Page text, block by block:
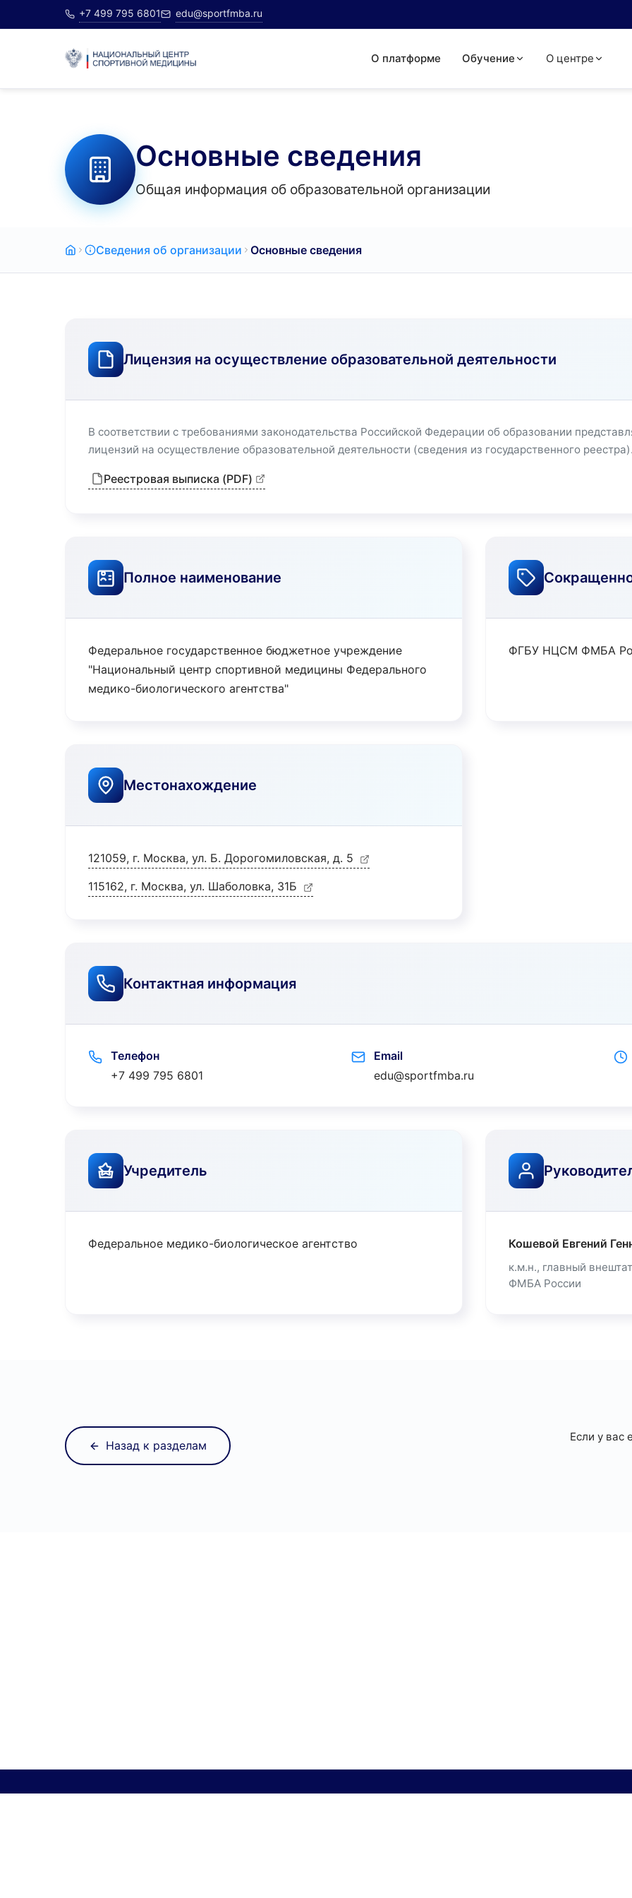
+7 499 795 6801 edu@sportfmba.ru
О платформе Обучение О центре
Основные сведения
Общая информация об образовательной организации
Сведения об организации Основные сведения
Лицензия на осуществление образовательной деятельности
В соответствии с требованиями законодательства Российской Федерации об образовании
лицензий на осуществление образовательной деятельности (сведения из государственного
Реестровая выписка (PDF)
Полное наименование
Федеральное государственное бюджетное учреждение
"Национальный центр спортивной медицины Федерального
медико-биологического агентства"
ФГБУ НЦСМ ФМБА
Местонахождение
121059, г. Москва, ул. Б. Дорогомиловская, д. 5
115162, г. Москва, ул. Шаболовка, 31Б
Контактная информация
Телефон
+7 499 795 6801
Email
edu@sportfmba.ru
Учредитель
Федеральное медико-биологическое агентство Кошевой Евгений
к.м.н., главный
ФМБА России
Назад к разделам
Если у вас